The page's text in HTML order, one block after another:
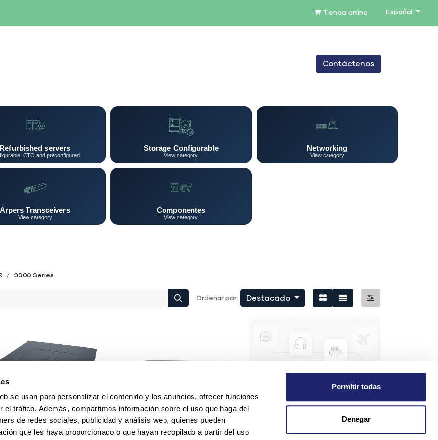
se usan para personalizar el contenido y los anuncios, ofrecer funciones
el tráfico. Además, compartimos información sobre el uso que haga del
de redes sociales, publicidad y análisis web, quienes pueden
que les haya proporcionado o que hayan recopilado a partir del uso
Permitir todas
Denegar
Tienda online Español
BLOG
Contáctenos
Refurbished servers
CTO and preconfigured
Storage Configurable
View category
Networking
View category
Arpers Transceivers
View category
Componentes
View category
3900 Series
Ordenar por: Destacado